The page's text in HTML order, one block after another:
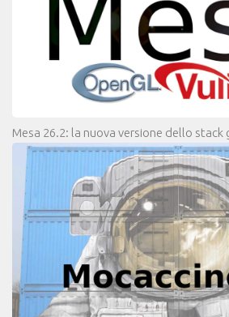
Mesa 26.2: la nuova versione dello